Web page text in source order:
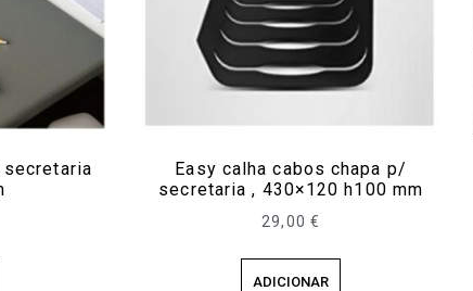
Easy calha cabos chapa p/
secretaria , 430×120 h100 mm
29,00 €
ADICIONAR